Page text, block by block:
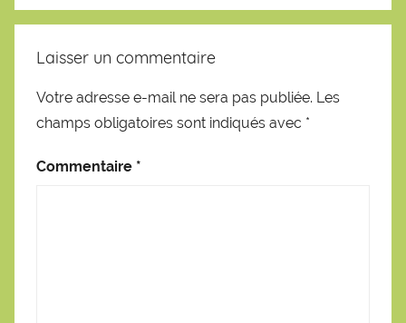
Laisser un commentaire
Votre adresse e-mail ne sera pas publiée. Les
champs obligatoires sont indiqués avec *
Commentaire *